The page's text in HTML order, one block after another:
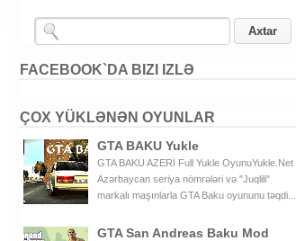
FACEBOOK`DA BIZI IZLƏ
ÇOX YÜKLƏNƏN OYUNLAR
GTA BAKU Yukle
GTA BAKU AZERİ Full Yukle OyunuYukle.Net
Azərbaycan seriya nömrələri və "Juqlili"
markalı maşınlarla GTA Baku oyununu təqdi...
GTA San Andreas Baku Mod